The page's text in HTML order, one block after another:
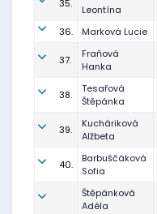
35.
Leontína
36. Marková Lucie
37.
Fraňová
Hanka
38.
Tesařová
Štěpánka
39.
Kucháriková
Alžbeta
40.
Barbuščáková
Sofia
Štěpánková
Adéla